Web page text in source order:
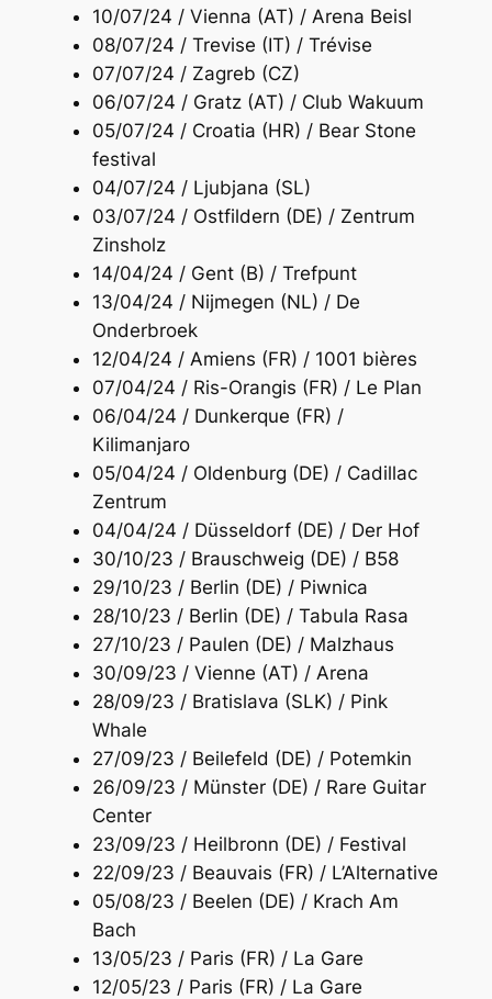
10/07/24 / Vienna (AT) / Arena Beisl
08/07/24 / Trevise (IT) / Trévise
07/07/24 / Zagreb (CZ)
06/07/24 / Gratz (AT) / Club Wakuum
05/07/24 / Croatia (HR) / Bear Stone
festival
04/07/24 / Ljubjana (SL)
03/07/24 / Ostfildern (DE) / Zentrum
Zinsholz
14/04/24 / Gent (B) / Trefpunt
13/04/24 / Nijmegen (NL) / De
Onderbroek
12/04/24 / Amiens (FR) / 1001 bières
07/04/24 / Ris-Orangis (FR) / Le Plan
06/04/24 / Dunkerque (FR) /
Kilimanjaro
05/04/24 / Oldenburg (DE) / Cadillac
Zentrum
04/04/24 / Düsseldorf (DE) / Der Hof
30/10/23 / Brauschweig (DE) / B58
29/10/23 / Berlin (DE) / Piwnica
28/10/23 / Berlin (DE) / Tabula Rasa
27/10/23 / Paulen (DE) / Malzhaus
30/09/23 / Vienne (AT) / Arena
28/09/23 / Bratislava (SLK) / Pink
Whale
27/09/23 / Beilefeld (DE) / Potemkin
26/09/23 / Münster (DE) / Rare Guitar
Center
23/09/23 / Heilbronn (DE) / Festival
22/09/23 / Beauvais (FR) / L’Alternative
05/08/23 / Beelen (DE) / Krach Am
Bach
13/05/23 / Paris (FR) / La Gare
12/05/23 / Paris (FR) / La Gare